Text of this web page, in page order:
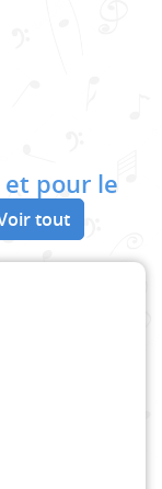
et pour le
tout